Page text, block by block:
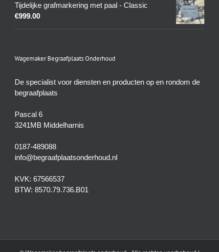
Tijdelijke grafmarkering met paal - Classic
€999.00
Wagemaker Begraafplaats Onderhoud
De specialist voor diensten en producten op en rondom de
begraafplaats
Pascal 6
3241MB Middelharnis
0187-489088
info@begraafplaatsonderhoud.nl
KVK: 67566537
BTW: 8570.79.736.B01